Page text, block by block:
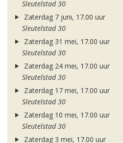
Sleutelstad 30
Zaterdag 7 juni, 17.00 uur
Sleutelstad 30
Zaterdag 31 mei, 17.00 uur
Sleutelstad 30
Zaterdag 24 mei, 17.00 uur
Sleutelstad 30
Zaterdag 17 mei, 17.00 uur
Sleutelstad 30
Zaterdag 10 mei, 17.00 uur
Sleutelstad 30
Zaterdag 3 mei, 17.00 uur